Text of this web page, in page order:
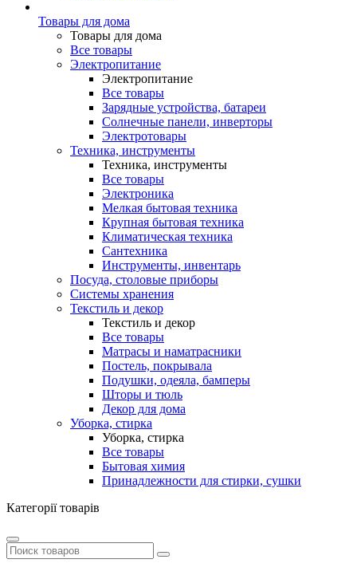
Товары для дома
Товары для дома
Все товары
Электропитание
Электропитание
Все товары
Зарядные устройства, батареи
Солнечные панели, инверторы
Электротовары
Техника, инструменты
Техника, инструменты
Все товары
Электроника
Мелкая бытовая техника
Крупная бытовая техника
Климатическая техника
Сантехника
Инструменты, инвентарь
Посуда, столовые приборы
Системы хранения
Текстиль и декор
Текстиль и декор
Все товары
Матрасы и наматрасники
Постель, покрывала
Подушки, одеяла, бамперы
Шторы и тюль
Декор для дома
Уборка, стирка
Уборка, стирка
Все товары
Бытовая химия
Принадлежности для стирки, сушки
Категорії товарів